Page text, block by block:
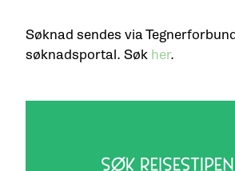
Søknad sendes via
søknadsportal. Søk her.